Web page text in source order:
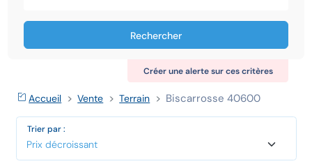
Rechercher
Créer une alerte sur ces critères
Accueil Vente Terrain Biscarrosse 40600
Trier par :